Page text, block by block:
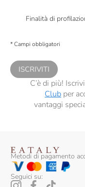
Colpaola
Colterenzio
Conestabile Della
Contadi Castaldi
Contrada Di
Cooperativa
Finalità di
comunicazioni
* Campi obbligatori
ISCRIVITI
C’è di più!
Clubper
vantaggi
Metodi di pagamento
Seguici su: